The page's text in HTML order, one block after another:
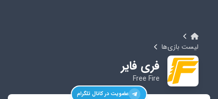
لیست بازی‌ها
فری فایر
Free Fire
عضویت در کانال تلگرام